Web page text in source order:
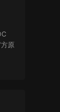
原